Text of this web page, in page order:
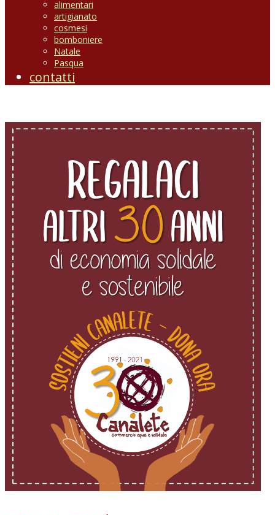
alimentari
artigianato
cosmesi
bomboniere
Natale
Pasqua
contatti